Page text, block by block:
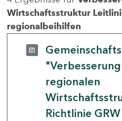
Wirtschaftsstruktur
regionalbeihilfen
regionalen
Richtlinie